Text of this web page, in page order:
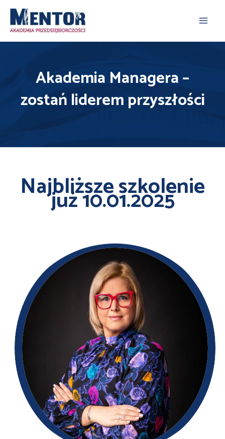
Skip
to content
Akademia Managera –
zostań liderem przyszłości
Najbliższe szkolenie
już 10.01.2025